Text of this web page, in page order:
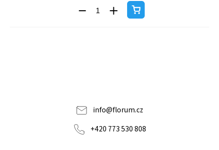
info@florum.cz
+420 773 530 808